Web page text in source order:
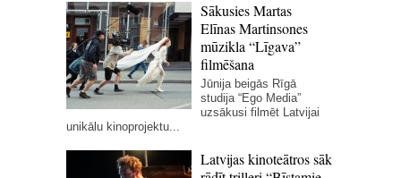
Sākusies Martas
Elīnas Martinsones
mūzikla “Līgava”
filmēšana
Jūnija beigās Rīgā
studija “Ego Media”
uzsākusi filmēt Latvijai
unikālu kinoprojektu...
Latvijas kinoteātros sāk